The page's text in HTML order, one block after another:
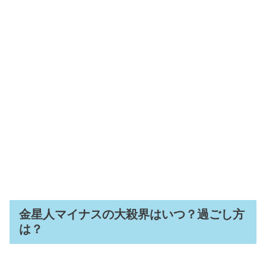
金星人マイナスの大殺界はいつ？過ごし方
は？